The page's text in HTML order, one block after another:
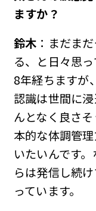
ますか？
鈴木 ：まだま
る、と日々思
8年経ちますが
認識は世間に
んとなく良さ
本的な体調管
いたいんです
らは発信し続
っています。